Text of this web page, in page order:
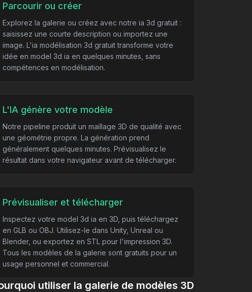
Parcourir ou créer
Explorez la galerie ou créez avec notre ia 3d gratuit :
saisissez une courte description ou importez une
image. L'ia modélisation 3d gratuit transforme votre
idée en model 3d ia en quelques minutes, sans
compétences en modélisation.
L'IA génère votre modèle
Notre pipeline produit un maillage 3D de qualité avec
une géométrie propre. La génération prend
généralement quelques minutes. Prévisualisez le
résultat dans votre navigateur avant de télécharger.
Prévisualiser et télécharger
Inspectez votre model 3d ia en 3D, puis téléchargez
en GLB ou OBJ. Utilisez-le dans Unity, Unreal ou
Blender, ou exportez en STL pour l'impression 3D.
Tous les modèles de la galerie sont gratuits pour un
usage personnel et commercial.
utiliser la galerie de modèles 3D